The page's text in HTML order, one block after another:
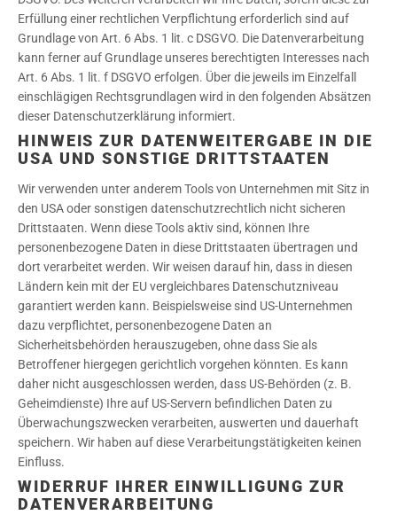
Erfüllung einer rechtlichen Verpflichtung erforderlich sind auf
Grundlage von Art. 6 Abs. 1 lit. c DSGVO. Die Datenverarbeitung
kann ferner auf Grundlage unseres berechtigten Interesses nach
Art. 6 Abs. 1 lit. f DSGVO erfolgen. Über die jeweils im Einzelfall
einschlägigen Rechtsgrundlagen wird in den folgenden Absätzen
dieser Datenschutzerklärung informiert.
HINWEIS ZUR DATENWEITERGABE IN DIE
USA UND SONSTIGE DRITTSTAATEN
Wir verwenden unter anderem Tools von Unternehmen mit Sitz in
den USA oder sonstigen datenschutzrechtlich nicht sicheren
Drittstaaten. Wenn diese Tools aktiv sind, können Ihre
personenbezogene Daten in diese Drittstaaten übertragen und
dort verarbeitet werden. Wir weisen darauf hin, dass in diesen
Ländern kein mit der EU vergleichbares Datenschutzniveau
garantiert werden kann. Beispielsweise sind US-Unternehmen
dazu verpflichtet, personenbezogene Daten an
Sicherheitsbehörden herauszugeben, ohne dass Sie als
Betroffener hiergegen gerichtlich vorgehen könnten. Es kann
daher nicht ausgeschlossen werden, dass US-Behörden (z. B.
Geheimdienste) Ihre auf US-Servern befindlichen Daten zu
Überwachungszwecken verarbeiten, auswerten und dauerhaft
speichern. Wir haben auf diese Verarbeitungstätigkeiten keinen
Einfluss.
WIDERRUF IHRER EINWILLIGUNG ZUR
DATENVERARBEITUNG